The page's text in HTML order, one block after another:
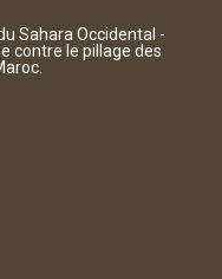
Sahara Occidental -
contre le pillage des